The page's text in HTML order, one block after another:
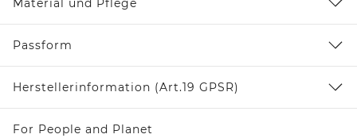
Passform
Herstellerinformation (Art.19 GPSR)
For People and Planet